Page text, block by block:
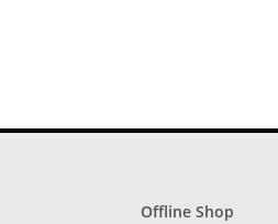
Offline Shop